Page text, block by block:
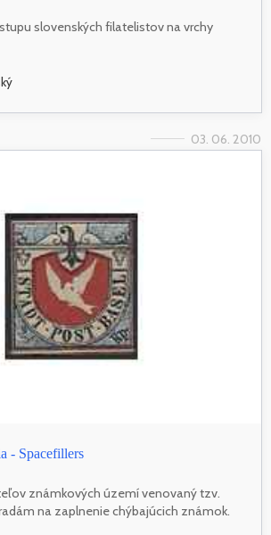
slovenských filatelistov na vrchy
03. 06. 2010
- Spacefillers
známkových území venovaný tzv.
na zaplnenie chýbajúcich známok.